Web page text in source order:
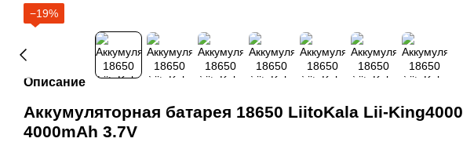
−19%
Описание
Аккумуляторная батарея 18650 LiitoKala Lii-King4000
4000mAh 3.7V